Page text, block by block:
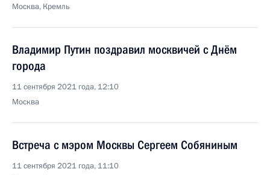
Москва, Кремль
Владимир Путин поздравил москвичей с Днём
города
11 сентября 2021 года, 12:10
Москва
Встреча с мэром Москвы Сергеем Собяниным
11 сентября 2021 года, 11:10